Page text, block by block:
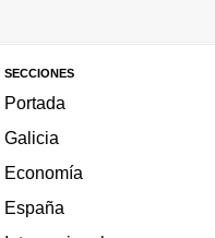
SECCIONES
Portada
Galicia
Economía
España